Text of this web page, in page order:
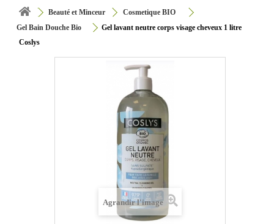
Beauté et Minceur
Cosmetique BIO
Gel Bain Douche Bio
Gel lavant neutre corps visage cheveux 1 litre
Coslys
Agrandir l'image